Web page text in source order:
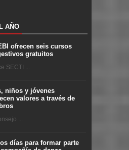
AÑO
ofrecen seis cursos
gratuitos
SECTI ...
niños y jóvenes
valores a través de
...
días para formar parte